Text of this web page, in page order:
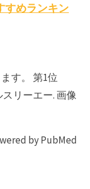
すめランキン
す。 第1位
スリーエー. 画像
by PubMed